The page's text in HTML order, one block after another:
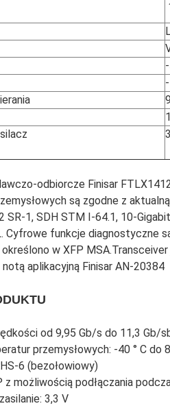
odbiorcze Finisar
są zgodne z
SR-1, SDH STM I-64.1, 10-
Cyfrowe funkcje diagnostyczne
w XFP
aplikacyjną Finisar AN-20384
od 9,95 Gb/s do 11,3 Gb/
przemysłowych: -40 ° C do
6 (bezołowiowy)
z możliwością podłączania
3,3 V